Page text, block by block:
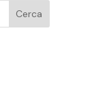
Cerca